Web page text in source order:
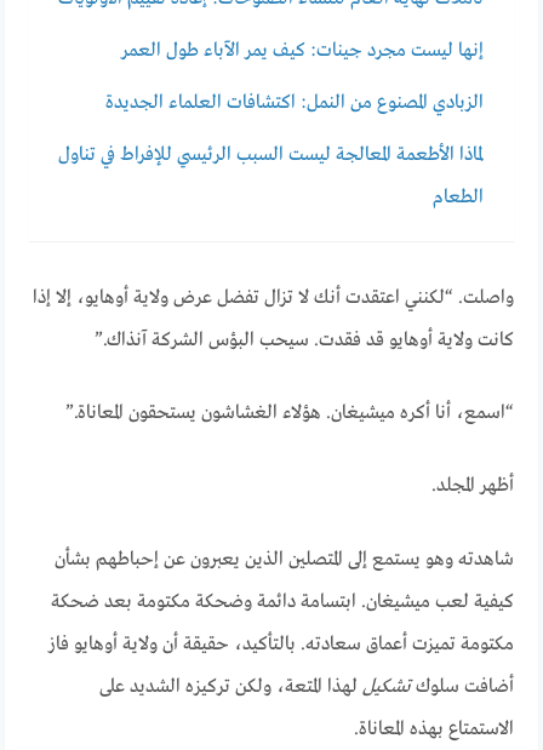
إنها ليست مجرد جينات: كيف يمر الآباء طول العمر
الزبادي المصنوع من النمل: اكتشافات العلماء الجديدة
لماذا الأطعمة المعالجة ليست السبب الرئيسي للإفراط في تناول
الطعام
واصلت. “لكنني اعتقدت أنك لا تزال تفضل عرض ولاية أوهايو، إلا إذا
كانت ولاية أوهايو قد فقدت. سيحب البؤس الشركة آنذاك.”
“اسمع، أنا أكره ميشيغان. هؤلاء الغشاشون يستحقون المعاناة.”
أظهر المجلد.
شاهدته وهو يستمع إلى المتصلين الذين يعبرون عن إحباطهم بشأن
كيفية لعب ميشيغان. ابتسامة دائمة وضحكة مكتومة بعد ضحكة
مكتومة تميزت أعماق سعادته. بالتأكيد، حقيقة أن ولاية أوهايو فاز
أضافت سلوكتشكيل لهذا المتعة، ولكن تركيزه الشديد على
الاستمتاع بهذه المعاناة.